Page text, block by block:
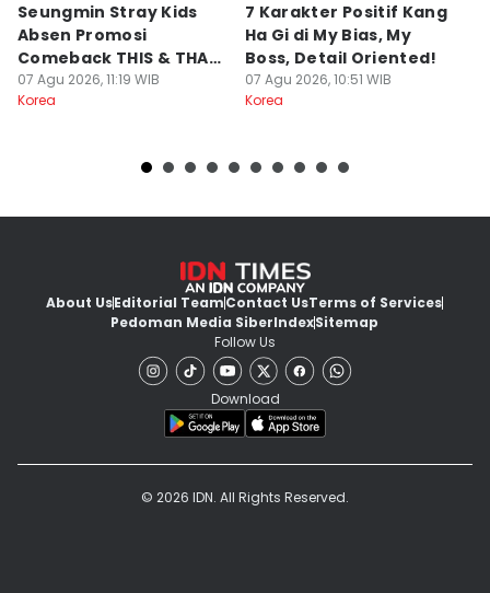
Seungmin Stray Kids
Absen Promosi
Comeback THIS & THAT,
Kenapa?
07 Agu 2026, 11:19 WIB
Korea
7 Karakter Positif Kang
Ha Gi di My Bias, My
Boss, Detail Oriented!
07 Agu 2026, 10:51 WIB
Korea
About UsEditorial TeamContact UsTerms of Services
Pedoman Media SiberIndexSitemap
Follow Us
Download
© 2026 IDN. All Rights Reserved.